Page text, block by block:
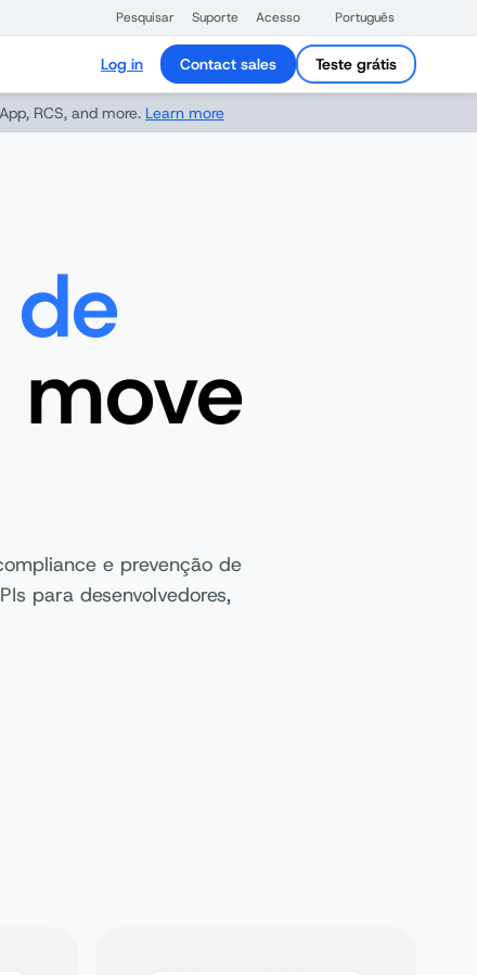
Pesquisar Suporte Acesso Português
Log in Contact sales Teste grátis
RCS, and more. Learn more
move
e prevenção de
para desenvolvedores,